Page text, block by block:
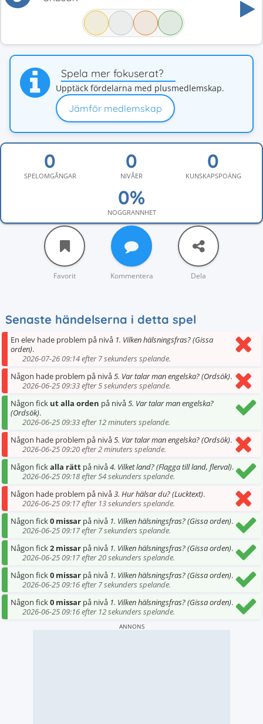
Spela mer fokuserat?
Upptäck fördelarna med plusmedlemskap.
Jämför medlemskap
SPELOMGÅNGAR NIVÅER KUNSKAPSPOÄNG
NOGGRANNHET
Favorit Kommentera Dela
Senaste händelserna i detta spel
En elev hade problem på nivå 1. Vilken hälsningsfras? (Gissa
orden).
2026-07-26 09:14 efter 7 sekunders spelande.
Någon hade problem på nivå5. Var talar man engelska? (Ordsök).
2026-06-25 09:33 efter 5 sekunders spelande.
Någon fick ut alla orden på nivå5. Var talar man engelska?
(Ordsök).
2026-06-25 09:33 efter 12 minuters spelande.
Någon hade problem på nivå5. Var talar man engelska? (Ordsök).
2026-06-25 09:20 efter 2 minuters spelande.
Någon fickalla rätt på nivå4. Vilket land? (Flagga till land, flerval).
2026-06-25 09:18 efter 54 sekunders spelande.
Någon hade problem på nivå3. Hur hälsar du? (Lucktext).
2026-06-25 09:17 efter 13 sekunders spelande.
Någon fick0 missar på nivå 1. Vilken hälsningsfras? (Gissa orden).
2026-06-25 09:17 efter 7 sekunders spelande.
Någon fick2 missar på nivå 1. Vilken hälsningsfras? (Gissa orden).
2026-06-25 09:17 efter 20 sekunders spelande.
Någon fick0 missar på nivå 1. Vilken hälsningsfras? (Gissa orden).
2026-06-25 09:16 efter 7 sekunders spelande.
Någon fick0 missar på nivå 1. Vilken hälsningsfras? (Gissa orden).
2026-06-25 09:16 efter 12 sekunders spelande.
ANNONS